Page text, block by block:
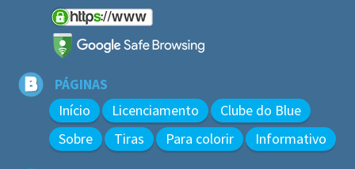
PÁGINAS
Início Licenciamento
Clube do Blue
Sobre
Tiras Para colorir Informativo